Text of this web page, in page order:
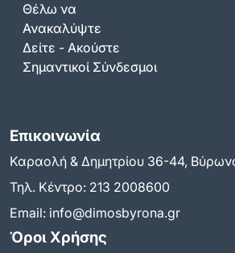
Θέλω να
Ανακαλύψτε
Δείτε - Ακούστε
Σημαντικοί Σύνδεσμοι
Επικοινωνία
Καραολή & Δημητρίου 36-44,
Τηλ. Κέντρο: 213 2008600
Email: info@dimosbyrona.gr
Όροι Χρήσης